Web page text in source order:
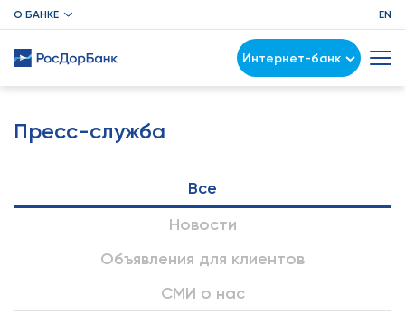
О БАНКЕ EN
Интернет-банк
Пресс-служба
Все
Новости
Объявления для клиентов
СМИ о нас